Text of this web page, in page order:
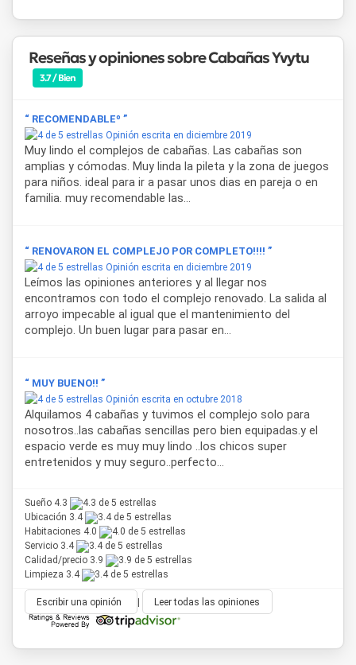
Wi-Fi, cochera cubierta, asadores individuales, piscina con
cerco perimetral, pérgolas, sombrillas, reposeras, bancos y
mesas, y acceso al
mascotas. En materia de seguridad y salud, el complejo
Reseñas y opiniones sobre Cabañas Yvytu
3.7 / Bien
“ RECOMENDABLEº ”
Opinión escrita en diciembre 2019
Muy lindo el complejos de cabañas. Las cabañas son
amplias y cómodas. Muy linda la pileta y la zona de juegos
para niños. ideal para ir a pasar unos dias en pareja o en
familia. muy recomendable las...
“ RENOVARON EL COMPLEJO POR COMPLETO!!!! ”
Opinión escrita en diciembre 2019
Leímos las opiniones anteriores y al llegar nos
encontramos con todo el complejo renovado. La salida al
arroyo impecable al igual que el mantenimiento del
complejo. Un buen lugar para pasar en...
“ MUY BUENO!! ”
Opinión escrita en octubre 2018
Alquilamos 4 cabañas y tuvimos el complejo solo para
nosotros..las cabañas sencillas pero bien equipadas.y el
espacio verde es muy muy lindo ..los chicos super
entretenidos y muy seguro..perfecto...
Sueño 4.3
Ubicación 3.4
Habitaciones 4.0
Servicio 3.4
Calidad/precio 3.9
Limpieza 3.4
Escribir una opinión Leer todas las opiniones